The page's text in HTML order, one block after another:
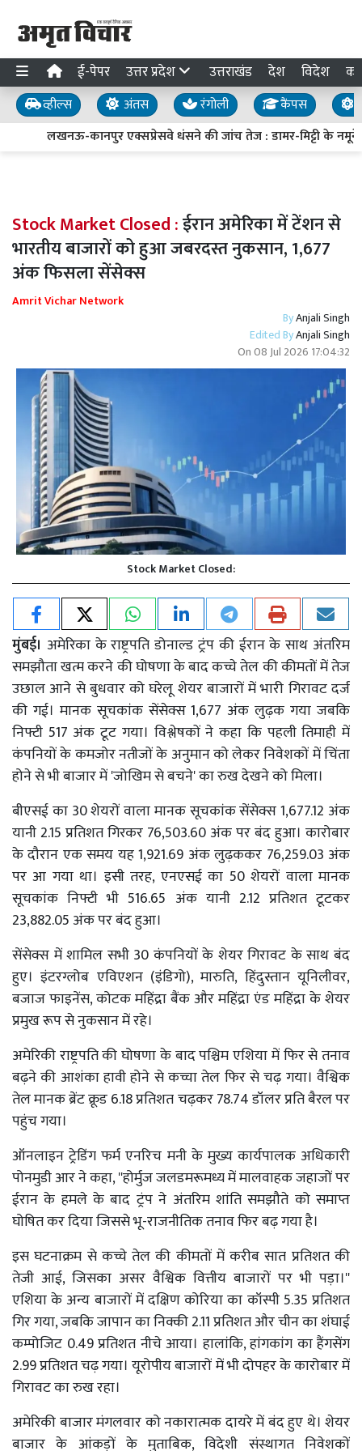
ई-पेपर उत्तर प्रदेश उत्तराखंड देश विदेश
व्हील्स अंतस रंगोली कैंपस
लखनऊ-कानपुर एक्सप्रेसवे धंसने की जांच तेज : डामर-मिट्टी के नमूने
Stock Market Closed :ईरान अमेरिका में टेंशन से
भारतीय बाजारों को हुआ जबरदस्त नुकसान, 1,677
अंक फिसला सेंसेक्स
Amrit Vichar Network
ByAnjali Singh
Edited ByAnjali Singh
On08 Jul 2026 17:04:32
Stock Market Closed:
मुंबई। अमेरिका के राष्ट्रपति डोनाल्ड ट्रंप की ईरान के साथ अंतरिम
समझौता खत्म करने की घोषणा के बाद कच्चे तेल की कीमतों में तेज
उछाल आने से बुधवार को घरेलू शेयर बाजारों में भारी गिरावट दर्ज
की गई। मानक सूचकांक सेंसेक्स 1,677 अंक लुढ़क गया जबकि
निफ्टी 517 अंक टूट गया। विश्लेषकों ने कहा कि पहली तिमाही में
कंपनियों के कमजोर नतीजों के अनुमान को लेकर निवेशकों में चिंता
होने से भी बाजार में 'जोखिम से बचने' का रुख देखने को मिला।
बीएसई का 30 शेयरों वाला मानक सूचकांक सेंसेक्स 1,677.12 अंक
यानी 2.15 प्रतिशत गिरकर 76,503.60 अंक पर बंद हुआ। कारोबार
के दौरान एक समय यह 1,921.69 अंक लुढ़ककर 76,259.03 अंक
पर आ गया था। इसी तरह, एनएसई का 50 शेयरों वाला मानक
सूचकांक निफ्टी भी 516.65 अंक यानी 2.12 प्रतिशत टूटकर
23,882.05 अंक पर बंद हुआ।
सेंसेक्स में शामिल सभी 30 कंपनियों के शेयर गिरावट के साथ बंद
हुए। इंटरग्लोब एविएशन (इंडिगो), मारुति, हिंदुस्तान यूनिलीवर,
बजाज फाइनेंस, कोटक महिंद्रा बैंक और महिंद्रा एंड महिंद्रा के शेयर
प्रमुख रूप से नुकसान में रहे।
अमेरिकी राष्ट्रपति की घोषणा के बाद पश्चिम एशिया में फिर से तनाव
बढ़ने की आशंका हावी होने से कच्चा तेल फिर से चढ़ गया। वैश्विक
तेल मानक ब्रेंट क्रूड 6.18 प्रतिशत चढ़कर 78.74 डॉलर प्रति बैरल पर
पहुंच गया।
ऑनलाइन ट्रेडिंग फर्म एनरिच मनी के मुख्य कार्यपालक अधिकारी
पोनमुडी आर ने कहा, ''होर्मुज जलडमरूमध्य में मालवाहक जहाजों पर
ईरान के हमले के बाद ट्रंप ने अंतरिम शांति समझौते को समाप्त
घोषित कर दिया जिससे भू-राजनीतिक तनाव फिर बढ़ गया है।
इस घटनाक्रम से कच्चे तेल की कीमतों में करीब सात प्रतिशत की
तेजी आई, जिसका असर वैश्विक वित्तीय बाजारों पर भी पड़ा।''
एशिया के अन्य बाजारों में दक्षिण कोरिया का कॉस्पी 5.35 प्रतिशत
गिर गया, जबकि जापान का निक्की 2.11 प्रतिशत और चीन का शंघाई
कम्पोजिट 0.49 प्रतिशत नीचे आया। हालांकि, हांगकांग का हैंगसेंग
2.99 प्रतिशत चढ़ गया। यूरोपीय बाजारों में भी दोपहर के कारोबार में
गिरावट का रुख रहा।
अमेरिकी बाजार मंगलवार को नकारात्मक दायरे में बंद हुए थे। शेयर
बाजार के आंकड़ों के मुताबिक, विदेशी संस्थागत निवेशकों